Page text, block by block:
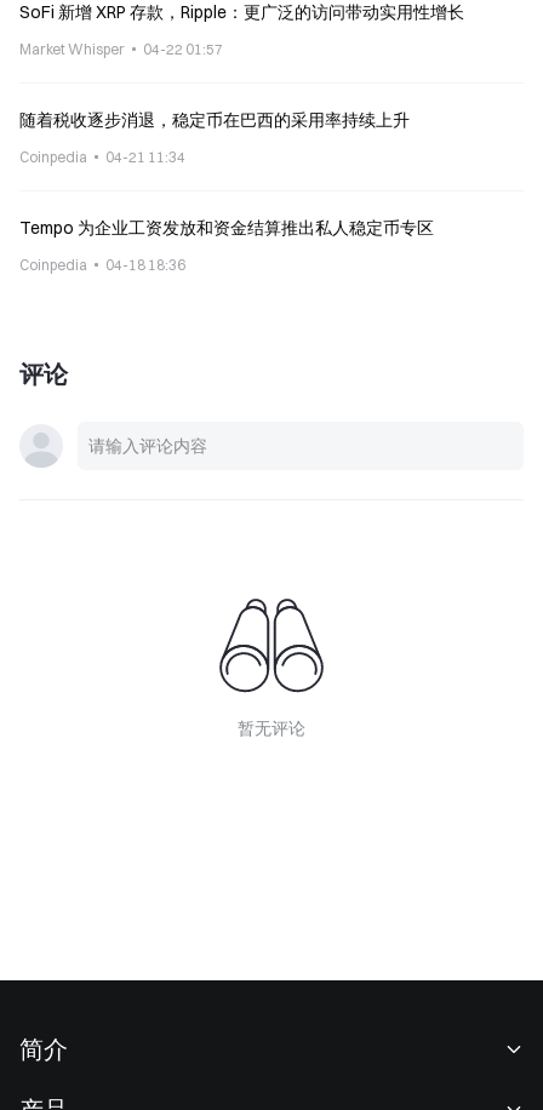
SoFi 新增 XRP 存款，Ripple：更广泛的访问带动实用性增长
Market Whisper 04-22 01:57
随着税收逐步消退，稳定币在巴西的采用率持续上升
Coinpedia 04-21 11:34
Tempo 为企业工资发放和资金结算推出私人稳定币专区
Coinpedia 04-18 18:36
评论
暂无评论
简介